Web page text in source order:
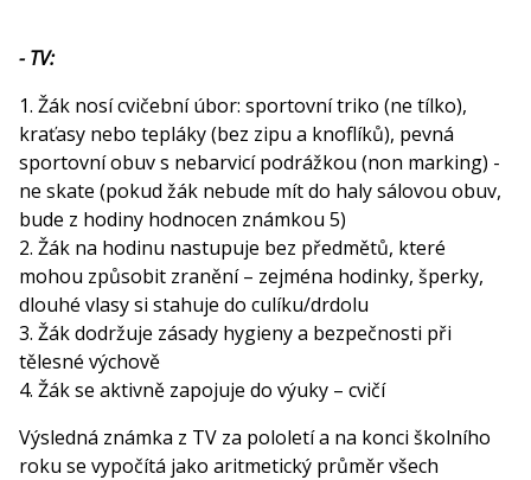
- TV:
1. Žák nosí cvičební úbor: sportovní triko (ne tílko),
kraťasy nebo tepláky (bez zipu a knoflíků), pevná
sportovní obuv s nebarvicí podrážkou (non marking) -
ne skate (pokud žák nebude mít do haly sálovou obuv,
bude z hodiny hodnocen známkou 5)
2. Žák na hodinu nastupuje bez předmětů, které
mohou způsobit zranění – zejména hodinky, šperky,
dlouhé vlasy si stahuje do culíku/drdolu
3. Žák dodržuje zásady hygieny a bezpečnosti při
tělesné výchově
4. Žák se aktivně zapojuje do výuky – cvičí
Výsledná známka z TV za pololetí a na konci školního
roku se vypočítá jako aritmetický průměr všech